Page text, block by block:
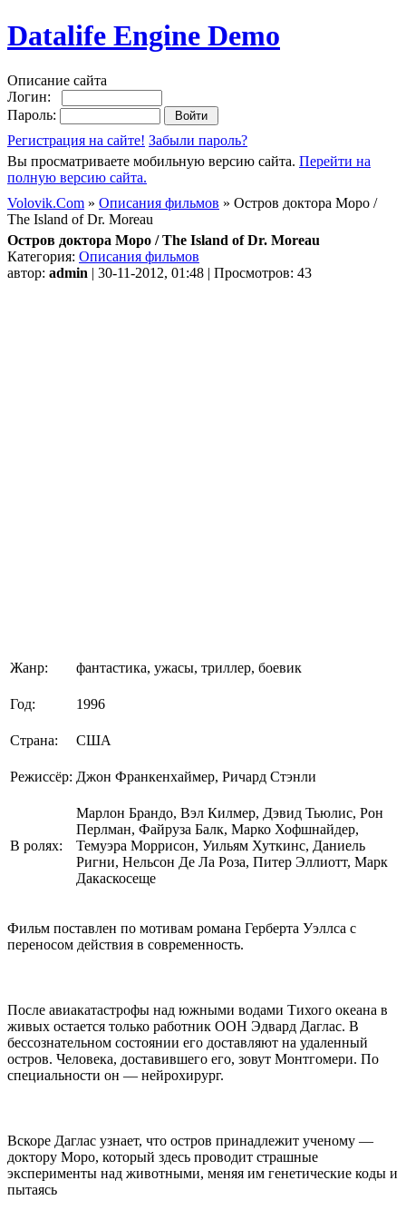
Datalife Engine Demo
Описание сайта
Логин:
Пароль:
Регистрация на сайте! Забыли пароль?
Вы просматриваете мобильную версию сайта. Перейти на
полную версию сайта.
Volovik.Com » Описания фильмов » Остров доктора Моро /
The Island of Dr. Moreau
Остров доктора Моро / The Island of Dr. Moreau
Категория: Описания фильмов
автор: admin | 30-11-2012, 01:48 | Просмотров: 43
Жанр: фантастика, ужасы, триллер, боевик
Год: 1996
Страна: США
Режиссёр: Джон Франкенхаймер, Ричард Стэнли
В ролях:
Марлон Брандо, Вэл Килмер, Дэвид Тьюлис, Рон
Перлман, Файруза Балк, Марко Хофшнайдер,
Темуэра Моррисон, Уильям Хуткинс, Даниель
Ригни, Нельсон Де Ла Роза, Питер Эллиотт, Марк
Дакаскосеще
Фильм поставлен по мотивам романа Герберта Уэллса с
переносом действия в современность.
После авиакатастрофы над южными водами Тихого океана в
живых остается только работник ООН Эдвард Даглас. В
бессознательном состоянии его доставляют на удаленный
остров. Человека, доставившего его, зовут Монтгомери. По
специальности он — нейрохирург.
Вскоре Даглас узнает, что остров принадлежит ученому —
доктору Моро, который здесь проводит страшные
эксперименты над животными, меняя им генетические коды и
пытаясь